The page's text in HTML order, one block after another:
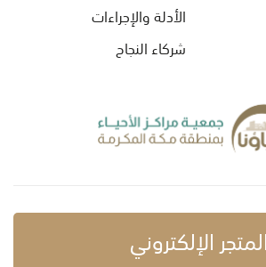
الأدلة والإجراءات
شركاء النجاح
المتجر الإلكتروني